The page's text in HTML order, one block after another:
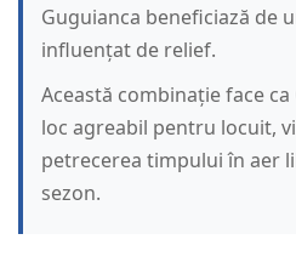
Guguianca beneficiază de
influențat de relief.
Această combinație face
loc agreabil pentru locuit,
petrecerea timpului în aer
sezon.